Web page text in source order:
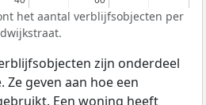
het aantal verblijfsobjecten per
zijn onderdeel
Ze geven aan hoe een
Een woning heeft